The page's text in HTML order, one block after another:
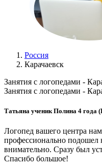
Россия
Карачаевск
Занятия с логопедами -
Занятия с логопедами -
Татьяна ученик Полина 4 года
Логопед вашего центра
профессионально подошел
внимательно. Сразу был
Спасибо большое!